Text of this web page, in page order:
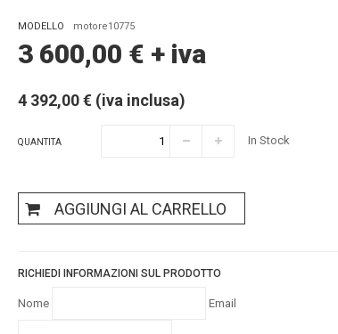
MODELLO motore10775
3 600,00 € + iva
4 392,00 € (iva inclusa)
QUANTITA In Stock
AGGIUNGI AL CARRELLO
RICHIEDI INFORMAZIONI SUL PRODOTTO
Nome Email